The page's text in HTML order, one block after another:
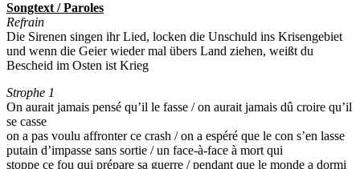
Songtext / Paroles
Refrain
Die Sirenen singen ihr Lied, locken die Unschuld ins Krisengebiet
und wenn die Geier wieder mal übers Land ziehen, weißt du
Bescheid im Osten ist Krieg
Strophe 1
On aurait jamais pensé qu’il le fasse / on aurait jamais dû croire qu’il
se casse
on a pas voulu affronter ce crash / on a espéré que le con s’en lasse
putain d’impasse sans sortie / un face-à-face à mort qui
stoppe ce fou qui prépare sa guerre / pendant que le monde a dormi